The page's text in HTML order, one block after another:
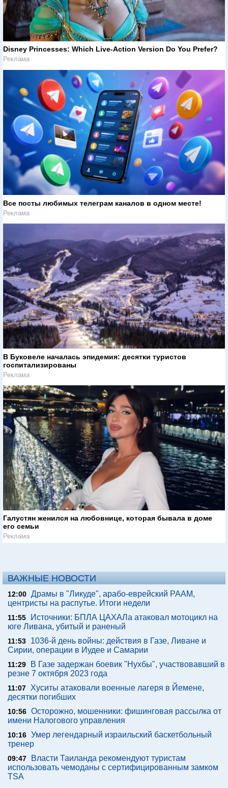
Disney Princesses: Which Live-Action Version Do You Prefer?
Реклама
Все посты любимых телеграм каналов в одном месте!
Реклама
В Буковеле началась эпидемия: десятки туристов
госпитализированы
Реклама
Галустян женился на любовнице, которая бывала в доме
его семьи
Реклама
ВАЖНЫЕ НОВОСТИ
12:00 Драмы в "Ликуде", арабо-еврейский РААМ,
центристы на распутье. Итоги недели
11:55
Источники: БПЛА ЦАХАЛа атаковал мотоцикл на
юге Ливана, убитый и раненый
11:53
1036-й день войны: действия в Газе, Ливане и
Сирии, операции в Иудее и Самарии
11:29
В Газе задержан боевик "Нухбы", участвовавший в
резне 7 октября 2023 года
11:07 Хуситы атаковали военные лагеря в Йемене,
десятки погибших
10:56 Осторожно, мошенники: фишинговая рассылка от
имени Налогового управления
10:16 Умер легендарный израильский баскетбольный
тренер
09:47
Власти Таиланда рекомендуют туристам
использовать чемоданы с сертифицированным замком
TSA